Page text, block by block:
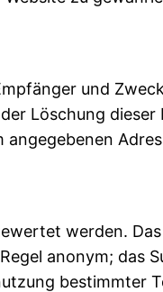
und
Löschung
werden.
anonym;
bestimmter